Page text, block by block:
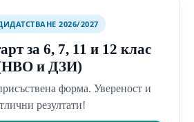
2026/2027
за 6, 7, 11 и 12 клас
и ДЗИ)
форма. Увереност и
резултати!